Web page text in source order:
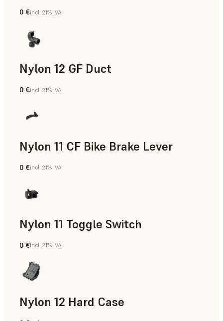
Medicina
0 €incl. 21% IVA
Nylon 12 GF Duct
Polvo para SLS
0 €incl. 21% IVA
Nylon 11 CF Bike Brake Lever
Polvo para SLS
0 €incl. 21% IVA
Nylon 11 Toggle Switch
Polvo para SLS
0 €incl. 21% IVA
Nylon 12 Hard Case